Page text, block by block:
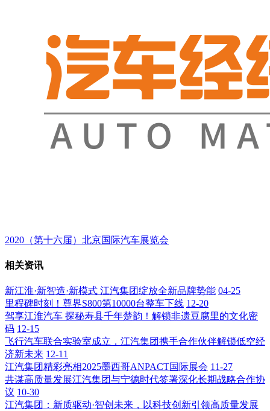
2020（第十六届）北京国际汽车展览会
相关资讯
新江淮·新智造·新模式 江汽集团绽放全新品牌势能 04-25
里程碑时刻！尊界S800第10000台整车下线 12-20
驾享江淮汽车 探秘寿县千年楚韵！解锁非遗豆腐里的文化密
码 12-15
飞行汽车联合实验室成立，江汽集团携手合作伙伴解锁低空经
济新未来 12-11
江汽集团精彩亮相2025墨西哥ANPACT国际展会 11-27
共谋高质量发展江汽集团与宁德时代签署深化长期战略合作协
议 10-30
江汽集团：新质驱动·智创未来，以科技创新引领高质量发展